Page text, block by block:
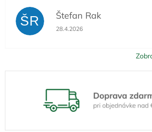
ŠR Štefan Rak
Hodnotenie obchodu je 5 z 5
28.4.2026